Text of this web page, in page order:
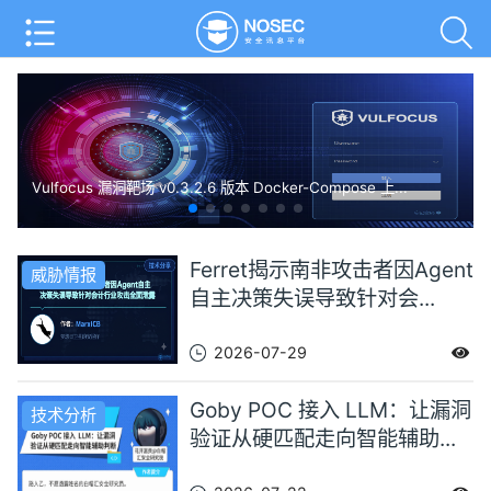
Vulfocus 漏洞靶场 v0.3.2.6 版本 Docker-Compose 上...
威胁情报
Ferret揭示南非攻击者因Agent
自主决策失误导致针对会...
2026-07-29
技术分析
Goby POC 接入 LLM：让漏洞
验证从硬匹配走向智能辅助...